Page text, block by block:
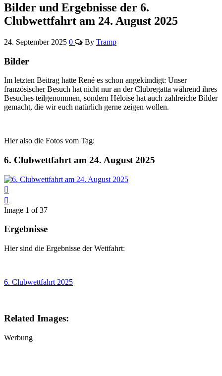
Bilder und Ergebnisse der 6.
Clubwettfahrt am 24. August 2025
24. September 2025 0 By Tramp
Bilder
Im letzten Beitrag hatte René es schon angekündigt: Unser
französischer Besuch hat nicht nur an der Clubregatta während ihres
Besuches teilgenommen, sondern Héloise hat auch zahlreiche Bilder
gemacht, die wir euch natürlich gerne zeigen wollen.
Hier also die Fotos vom Tag:
6. Clubwettfahrt am 24. August 2025
Image 1 of 37
Ergebnisse
Hier sind die Ergebnisse der Wettfahrt:
6. Clubwettfahrt 2025
Related Images:
Werbung